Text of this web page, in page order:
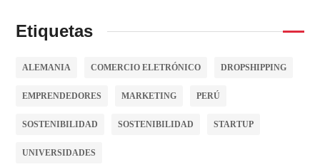
Etiquetas
ALEMANIA COMERCIO ELETRÓNICO DROPSHIPPING
EMPRENDEDORES MARKETING PERÚ
SOSTENIBILIDAD SOSTENIBILIDAD STARTUP
UNIVERSIDADES